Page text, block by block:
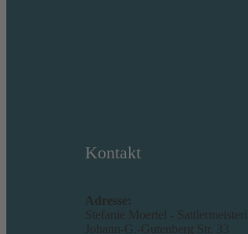
Kontakt
Adresse:
Stefanie Moertel - Sattlermeisterin
Johann-G.-Gutenberg Str. 33